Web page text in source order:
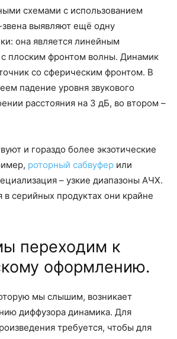
схемами с использованием
выявляют ещё одну
она является линейным
с плоским фронтом волны. Динамик
со сферическим фронтом. В
падение уровня звукового
расстояния на 3 дБ, во втором –
и гораздо более экзотические
роторный сабвуфер или
– узкие диапазоны АЧХ.
в серийных продуктах они крайне
переходим к
оформлению.
мы слышим, возникает
диффузора динамика. Для
требуется, чтобы для